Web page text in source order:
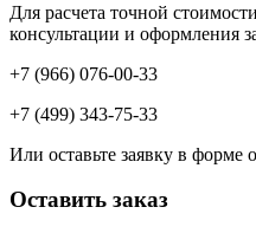
Для расчета точной
консультации и оформления
+7 (966) 076-00-33
+7 (499) 343-75-33
Или оставьте заявку в форме
Оставить заказ